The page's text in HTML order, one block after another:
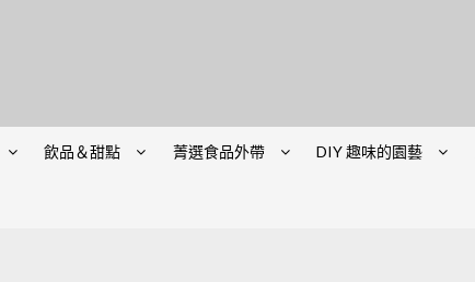
飲品＆甜點 菁選食品外帶 DIY 趣味的園藝